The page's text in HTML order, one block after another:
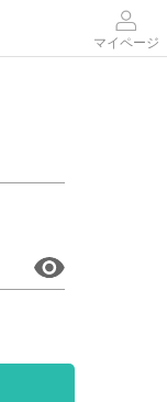
マイページ